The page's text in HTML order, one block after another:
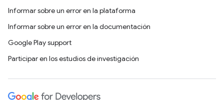
Informar sobre un error en la plataforma
Informar sobre un error en la documentación
Google Play support
Participar en los estudios de investigación